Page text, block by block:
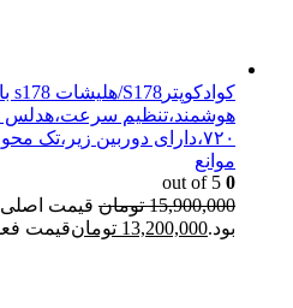
۷۲۰،دارای دوربین
موانع
0
15,900,000 تومان
بود.13,200,000 تومانقیمت فعلی 13,200,000